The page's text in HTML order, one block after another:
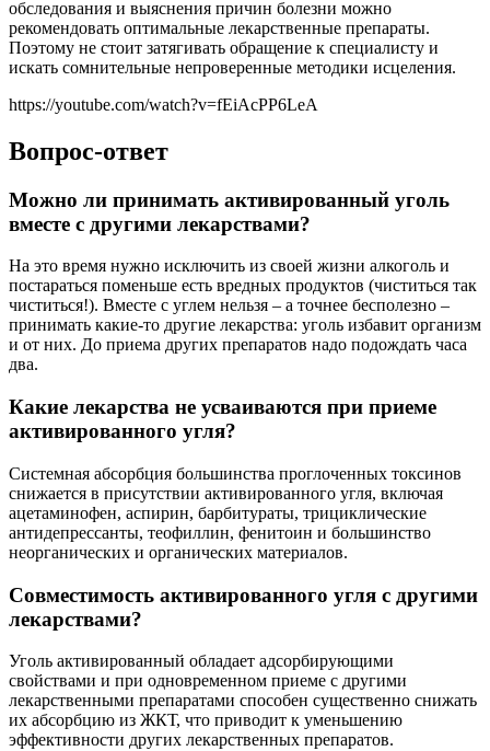
обследования и выяснения причин болезни можно
рекомендовать оптимальные лекарственные препараты.
Поэтому не стоит затягивать обращение к специалисту и
искать сомнительные непроверенные методики исцеления.
https://youtube.com/watch?v=fEiAcPP6LeA
Вопрос-ответ
Можно ли принимать активированный уголь
вместе с другими лекарствами?
На это время нужно исключить из своей жизни алкоголь и
постараться поменьше есть вредных продуктов (чиститься так
чиститься!). Вместе с углем нельзя – а точнее бесполезно –
принимать какие-то другие лекарства: уголь избавит организм
и от них. До приема других препаратов надо подождать часа
два.
Какие лекарства не усваиваются при приеме
активированного угля?
Системная абсорбция большинства проглоченных токсинов
снижается в присутствии активированного угля, включая
ацетаминофен, аспирин, барбитураты, трициклические
антидепрессанты, теофиллин, фенитоин и большинство
неорганических и органических материалов.
Совместимость активированного угля с другими
лекарствами?
Уголь активированный обладает адсорбирующими
свойствами и при одновременном приеме с другими
лекарственными препаратами способен существенно снижать
их абсорбцию из ЖКТ, что приводит к уменьшению
эффективности других лекарственных препаратов.